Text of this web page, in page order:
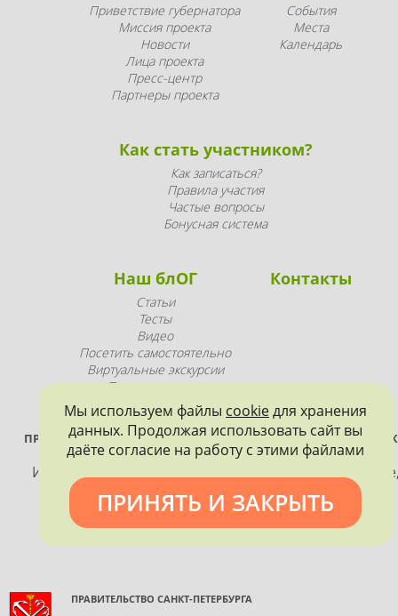
Приветствие губернатора
Миссия проекта
Новости
Лица проекта
Пресс-центр
Партнеры проекта
События
Места
Календарь
Как стать участником?
Как записаться?
Правила участия
Частые вопросы
Бонусная система
Наш блОГ
Статьи
Тесты
Видео
Посетить самостоятельно
Виртуальные экскурсии
Промопродукция
Контакты
ПРОЕКТ РЕАЛИЗУЕТСЯ ПРИ ПОДДЕРЖКЕ ПРАВИТЕЛЬСТВА
ПЕТЕРБУРГА
Использование материалов, размещенных на
допускается только с согласия правообладателя и
обязательной ссылкой на источник информации.
ПРАВИТЕЛЬСТВО САНКТ-ПЕТЕРБУРГА
Мы используем файлы cookieдля хранения
данных. Продолжая использовать сайт вы
даёте согласие на работу с этими файлами
ПРИНЯТЬ И ЗАКРЫТЬ